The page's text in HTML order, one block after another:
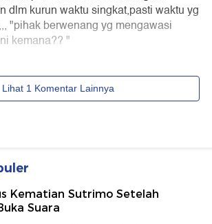
Kematian Sutrimo Setelah
Suara